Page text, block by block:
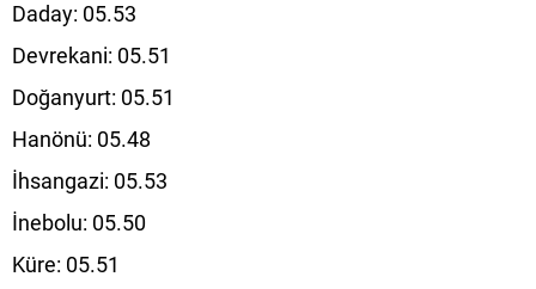
Daday: 05.53
Devrekani: 05.51
Doğanyurt: 05.51
Hanönü: 05.48
İhsangazi: 05.53
İnebolu: 05.50
Küre: 05.51